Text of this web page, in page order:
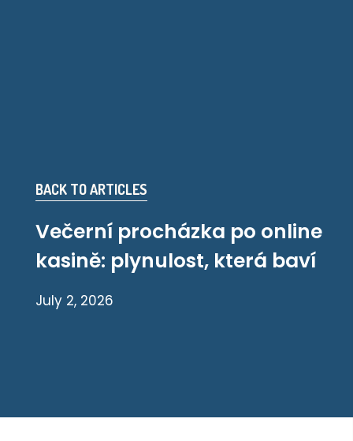
BACK TO ARTICLES
Večerní procházka po online
kasině: plynulost, která baví
July 2, 2026